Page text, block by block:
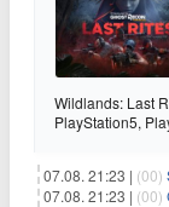
Wildlands: Last
PlayStation5,
07.08. 21:23 | (00)
07.08. 21:23 | (00)